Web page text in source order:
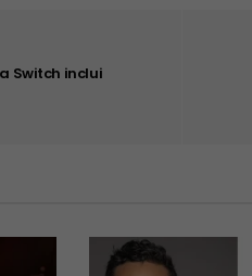
Switch inclui